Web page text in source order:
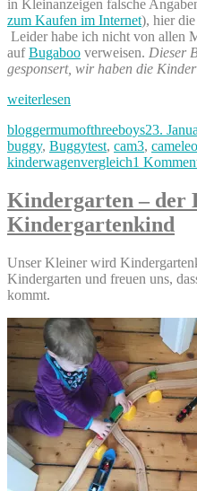
in Kleinanzeigen falsche
zum Kaufen im Internet), hier
Leider habe ich nicht von allen
aufBugaboo verweisen. Dieser
gesponsert, wir haben die
„Unterschiede
Bugaboo
Frog
vs.
Cameleon
vs.
Bugaboo
vs.
Bugaboo
Cameleon3“
weiterlesen
Autor
bloggermumofthreeboys
am
23.
buggy, Buggytest, cam3,
kinderwagenvergleich1
Kindergarten – der
Kindergartenkind
Unser Kleiner wird
Kindergarten und freuen uns,
kommt.